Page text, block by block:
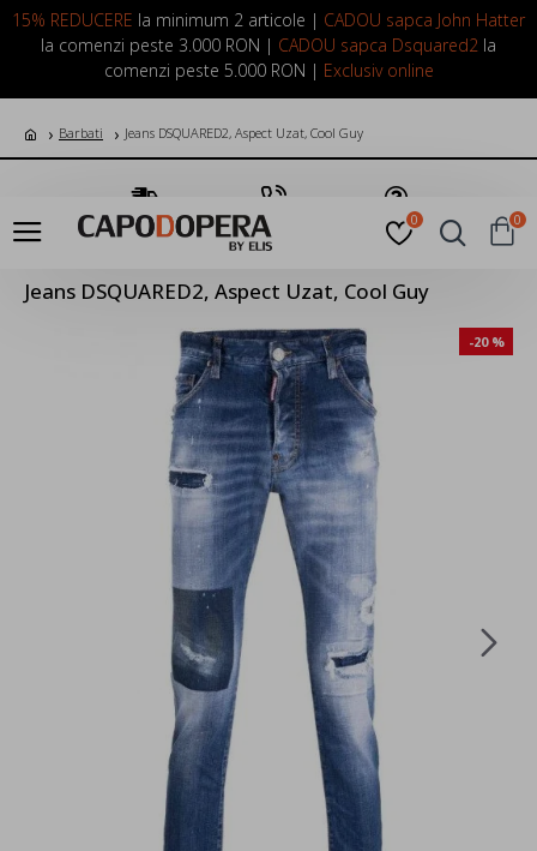
15% REDUCERE la minimum 2 articole | CADOU sapca John Hatter
la comenzi peste 3.000 RON | CADOU sapca Dsquared2 la
comenzi peste 5.000 RON | Exclusiv online
LOGIN INREGISTRARE
0 0
Barbati Jeans DSQUARED2, Aspect Uzat, Cool Guy
Transport Gratuit Suna Acum Pune o Intrebare
Jeans DSQUARED2, Aspect Uzat, Cool Guy
-20 %